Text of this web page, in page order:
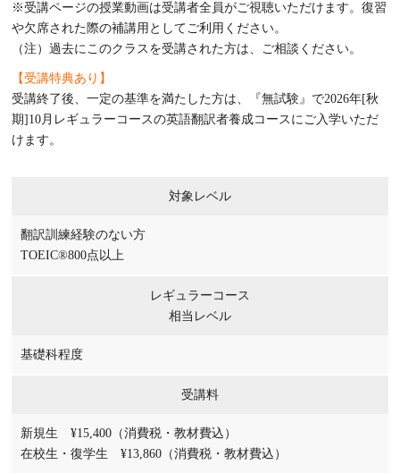
※受講ページの授業動画は受講者全員がご視聴いただけます。復習
や欠席された際の補講用としてご利用ください。
（注）過去にこのクラスを受講された方は、ご相談ください。
【受講特典あり】
受講終了後、一定の基準を満たした方は、『無試験』で2026年[秋
期]10月レギュラーコースの英語翻訳者養成コースにご入学いただ
けます。
対象レベル
翻訳訓練経験のない方
TOEIC®800点以上
レギュラーコース
相当レベル
基礎科程度
受講料
新規生 ¥15,400（消費税・教材費込）
在校生・復学生 ¥13,860（消費税・教材費込）